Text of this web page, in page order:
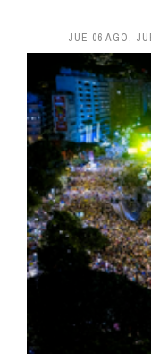
JUE 06 AGO,